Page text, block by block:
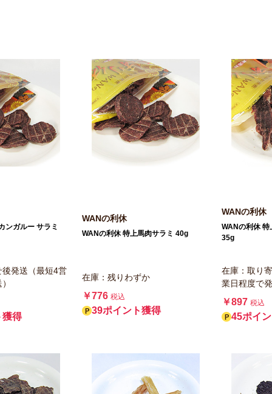
ンガルー サラミ
発送（最短4営
獲得
WANの利休
WANの利休 特上馬肉サラミ 40g
在庫：残りわずか
￥776 税込
39ポイント獲得
WANの利休
WANの利休 特
35g
在庫：取り
業日程度で
￥897 税込
45ポイ